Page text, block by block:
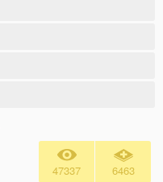
47337 6463